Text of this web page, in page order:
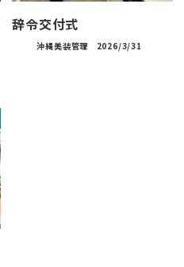
辞令交付式
沖縄美装管理 2026/3/31